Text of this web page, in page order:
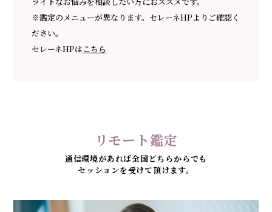
※鑑定のメニューが異なります。セレーネHPよりご確認く
ださい。
セレーネHPはこちら
リモート鑑定
通信環境があれば全国どちらからでも
セッションを受けて頂けます。